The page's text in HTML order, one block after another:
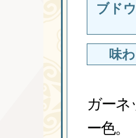
ブド
味
ガーネ
ー色。